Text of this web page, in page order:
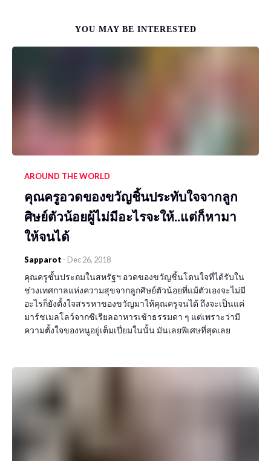
YOU MAY BE INTERESTED
AROUND THE WORLD
คุณครูอวดของขวัญชิ้นประทับใจจากลูก
ศิษย์ตัวน้อยผู้ไม่มีอะไรจะให้..แต่ก็หามา
ให้จนได้
Sapparot - Dec 26, 2018
คุณครูชั้นประถมในสหรัฐฯ อวดของขวัญชิ้นโดนใจที่ได้รับใน
ช่วงเทศกาลแห่งความสุขจากลูกศิษย์ตัวน้อยที่แม้ตัวเองจะไม่มี
อะไรก็ยังตั้งใจสรรหาของขวัญมาให้คุณครูจนได้ ถึงจะเป็นแค่
มาร์ชเมลโลว์จากซีเรียลอาหารเช้าธรรมดา ๆ แต่เพราะว่ามี
ความตั้งใจของหนูอยู่เต็มเปี่ยมในนั้น มันเลยพิเศษที่สุดเลย